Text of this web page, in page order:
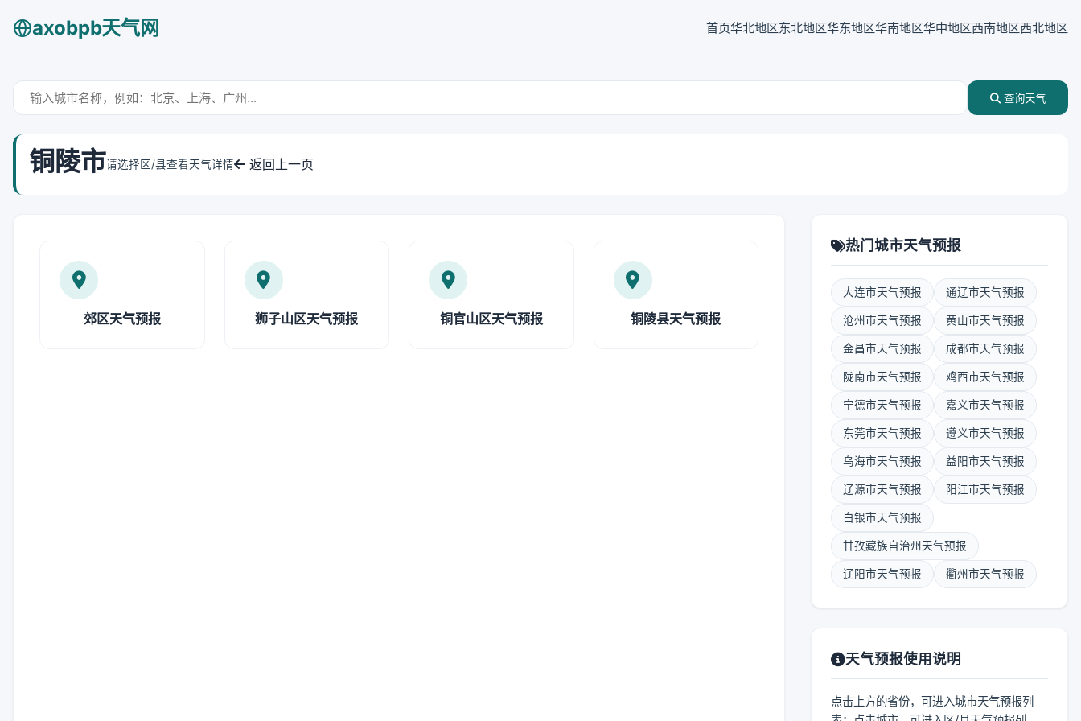
axobpb天气网 首页华北地区东北地区华东地区华南地区华中地区西南地区西北地区
查询天气
铜陵市请选择区/县查看天气详情 返回上一页
郊区天气预报 狮子山区天气预报 铜官山区天气预报 铜陵县天气预报
热门城市天气预报
大连市天气预报 通辽市天气预报
沧州市天气预报 黄山市天气预报
金昌市天气预报 成都市天气预报
陇南市天气预报 鸡西市天气预报
宁德市天气预报 嘉义市天气预报
东莞市天气预报 遵义市天气预报
乌海市天气预报 益阳市天气预报
辽源市天气预报 阳江市天气预报
白银市天气预报
甘孜藏族自治州天气预报
辽阳市天气预报 衢州市天气预报
天气预报使用说明
点击上方的省份，可进入城市天气预报列